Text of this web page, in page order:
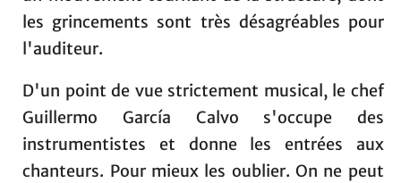
les grincements sont très désagréables pour
l'auditeur.
D'un point de vue strictement musical, le chef
Guillermo García Calvo s'occupe des
instrumentistes et donne les entrées aux
chanteurs. Pour mieux les oublier. On ne peut